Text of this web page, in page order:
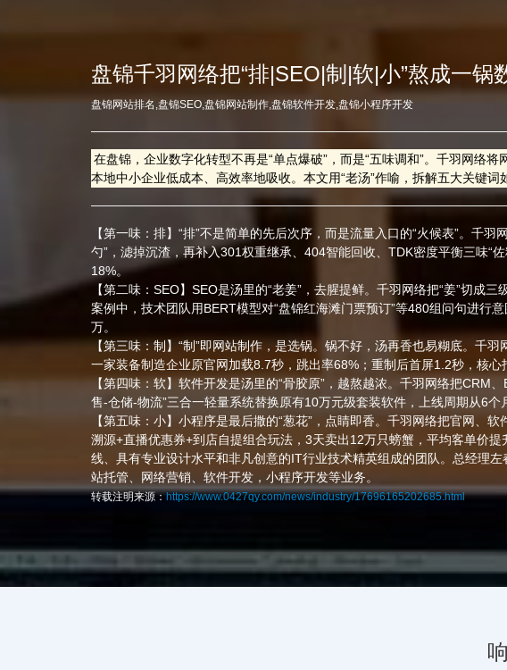
盘锦千羽网络把“排|SEO|制|软|小”熬成一锅
盘锦网站排名,盘锦SEO,盘锦网站制作,盘锦软件开发,盘锦小程序开发
在盘锦，企业数字化转型不再是“单点爆破”，而是“五味调和”。千羽网络
本地中小企业低成本、高效率地吸收。本文用“老汤”作喻，拆解五大关键
【第一味：排】“排”不是简单的先后次序，而是流量入口的“火候表”。千
勺”，滤掉沉渣，再补入301权重继承、404智能回收、TDK密度平衡三味“
18%。
【第二味：SEO】SEO是汤里的“老姜”，去腥提鲜。千羽网络把“姜”切
案例中，技术团队用BERT模型对“盘锦红海滩门票预订”等480组问句进行
万。
【第三味：制】“制”即网站制作，是选锅。锅不好，汤再香也易糊底。
一家装备制造企业原官网加载8.7秒，跳出率68%；重制后首屏1.2秒，核
【第四味：软】软件开发是汤里的“骨胶原”，越熬越浓。千羽网络把CRM
售-仓储-物流”三合一轻量系统替换原有10万元级套装软件，上线周期从6
【第五味：小】小程序是最后撒的“葱花”，点睛即香。千羽网络把官网、
溯源+直播优惠券+到店自提组合玩法，3天卖出12万只螃蟹，平均客单价
线、具有专业设计水平和非凡创意的IT行业技术精英组成的团队。总经理
站托管、网络营销、软件开发，小程序开发等业务。
转载注明来源：https://www.0427qy.com/news/industry/17696165202685.html